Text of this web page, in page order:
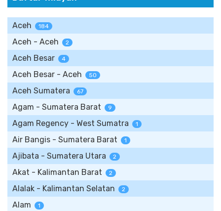
Aceh 184
Aceh - Aceh 2
Aceh Besar 4
Aceh Besar - Aceh 50
Aceh Sumatera 67
Agam - Sumatera Barat 9
Agam Regency - West Sumatra 1
Air Bangis - Sumatera Barat 1
Ajibata - Sumatera Utara 2
Akat - Kalimantan Barat 2
Alalak - Kalimantan Selatan 2
Alam 1